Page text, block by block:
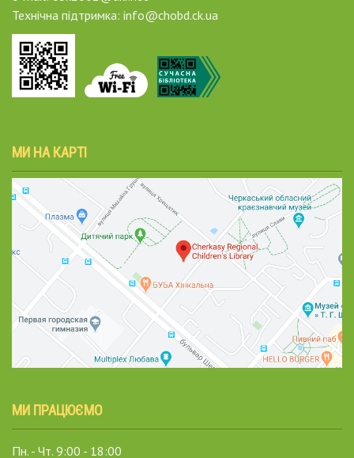
Технічна підтримка: info@chobd.ck.ua
МИ НА КАРТІ
МИ ПРАЦЮЄМО
Пн. - Чт. 9:00 - 18:00